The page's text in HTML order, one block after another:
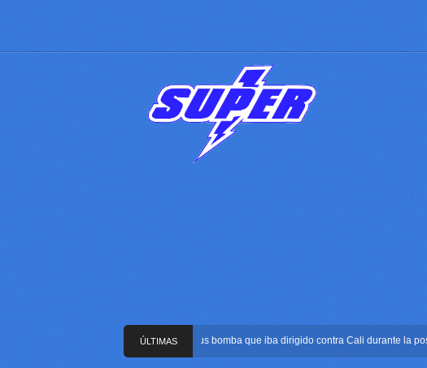
ÚLTIMAS
Frustran atentado con bus bomba que iba dirigido contra Cali durante la